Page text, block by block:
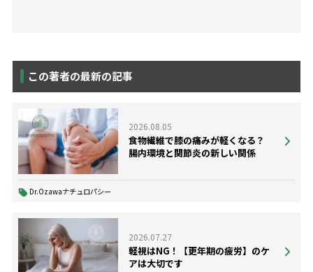
この著者の最新の記事
2026.08.05
食物繊維で膝の痛みが軽くなる？
腸内環境と関節炎の新しい関係
Dr.Ozawaナチュロパシー
2026.07.27
軽視はNG！【更年期の疲労】のケ
アは大切です